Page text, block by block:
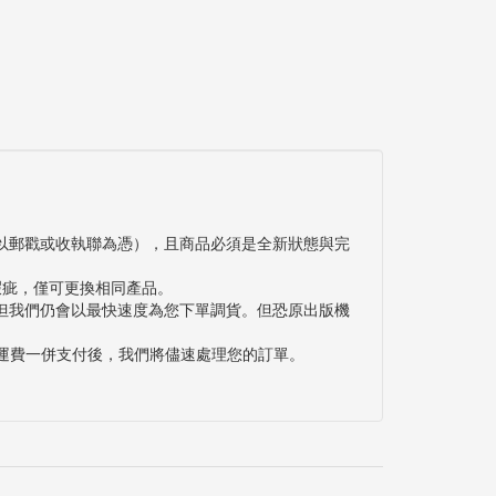
戳或收執聯為憑），且商品必須是全新狀態與完
，僅可更換相同產品。
們仍會以最快速度為您下單調貨。但恐原出版機
一併支付後，我們將儘速處理您的訂單。